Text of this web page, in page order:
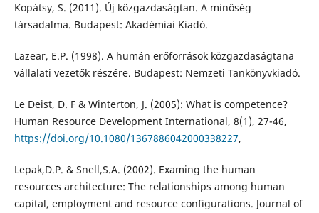
Kopátsy, S. (2011). Új közgazdaságtan. A minőség
társadalma. Budapest: Akadémiai Kiadó.
Lazear, E.P. (1998). A humán erőforrások közgazdaságtana
vállalati vezetők részére. Budapest: Nemzeti Tankönyvkiadó.
Le Deist, D. F & Winterton, J. (2005): What is competence?
Human Resource Development International, 8(1), 27-46,
https://doi.org/10.1080/1367886042000338227,
Lepak,D.P. & Snell,S.A. (2002). Examing the human
resources architecture: The relationships among human
capital, employment and resource configurations. Journal of